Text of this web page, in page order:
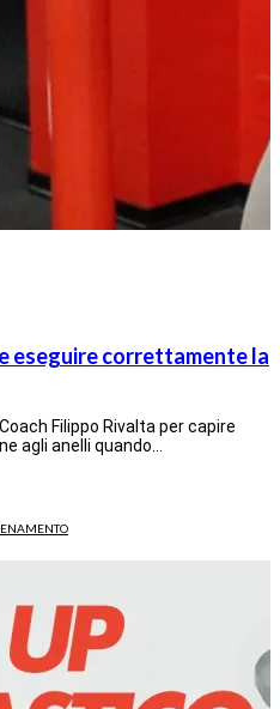
eseguire correttamente la
Filippo Rivalta per capire
agli anelli quando…